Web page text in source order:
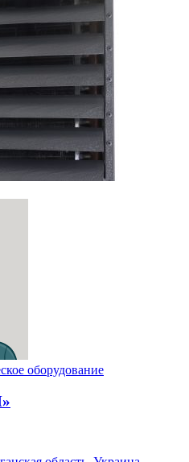
оборудование